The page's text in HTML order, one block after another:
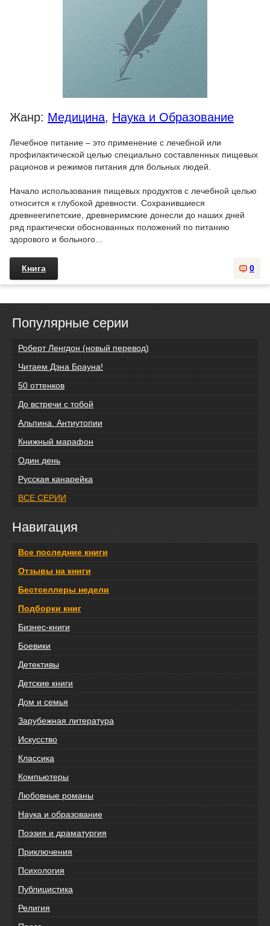
Жанр: Медицина, Наука и Образование
Лечебное питание – это применение с лечебной или
профилактической целью специально составленных пищевых
рационов и режимов питания для больных людей.
Начало использования пищевых продуктов с лечебной целью
относится к глубокой древности. Сохранившиеся
древнеегипетские, древнеримские донесли до наших дней
ряд практически обоснованных положений по питанию
здорового и больного...
0
Книга
Популярные серии
Роберт Ленгдон (новый перевод)
Читаем Дэна Брауна!
50 оттенков
До встречи с тобой
Альпина. Антиутопии
Книжный марафон
Один день
Русская канарейка
ВСЕ СЕРИИ
Навигация
Все последние книги
Отзывы на книги
Бестселлеры недели
Подборки книг
Бизнес-книги
Боевики
Детективы
Детские книги
Дом и семья
Зарубежная литература
Искусство
Классика
Компьютеры
Любовные романы
Наука и образование
Поэзия и драматургия
Приключения
Психология
Публицистика
Религия